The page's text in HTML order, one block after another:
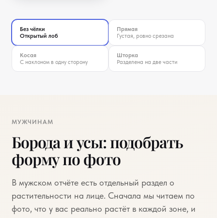
Примерка чёлки
Без чёлки
Открытый лоб
Прямая
Густая, ровно срезана
Косая
С наклоном в одну сторону
Шторка
Разделена на две части
МУЖЧИНАМ
Борода и усы: подобрать
форму по фото
В мужском отчёте есть отдельный раздел о
растительности на лице. Сначала мы читаем по
фото, что у вас реально растёт в каждой зоне, и